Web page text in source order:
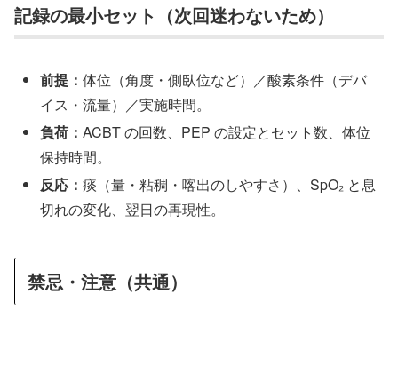
記録の最小セット（次回迷わないため）
前提：体位（角度・側臥位など）／酸素条件（デバ
イス・流量）／実施時間。
負荷：ACBT の回数、PEP の設定とセット数、体位
保持時間。
反応：痰（量・粘稠・喀出のしやすさ）、SpO₂ と息
切れの変化、翌日の再現性。
禁忌・注意（共通）